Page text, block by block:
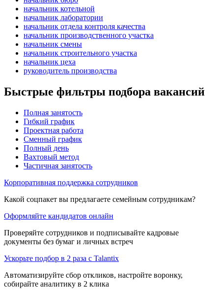
начальник котельной
начальник лаборатории
начальник отдела контроля качества
начальник производственного участка
начальник смены
начальник строительного участка
начальник цеха
руководитель производства
Быстрые фильтры подбора вакансий
Полная занятость
Гибкий график
Проектная работа
Сменный график
Полный день
Вахтовый метод
Частичная занятость
Корпоративная поддержка сотрудников
Какой соцпакет вы предлагаете семейным сотрудникам?
Оформляйте кандидатов онлайн
Проверяйте сотрудников и подписывайте кадровые
документы без бумаг и личных встреч
Ускорьте подбор в 2 раза с Talantix
Автоматизируйте сбор откликов, настройте воронку,
собирайте аналитику в 2 клика